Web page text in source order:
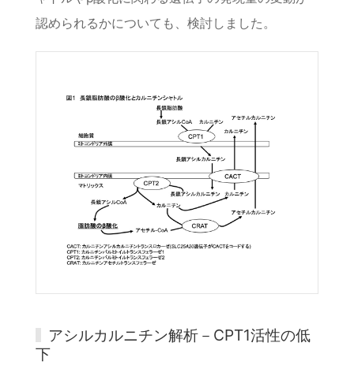
認められるかについても、検討しました。
アシルカルニチン解析－CPT1活性の低
下